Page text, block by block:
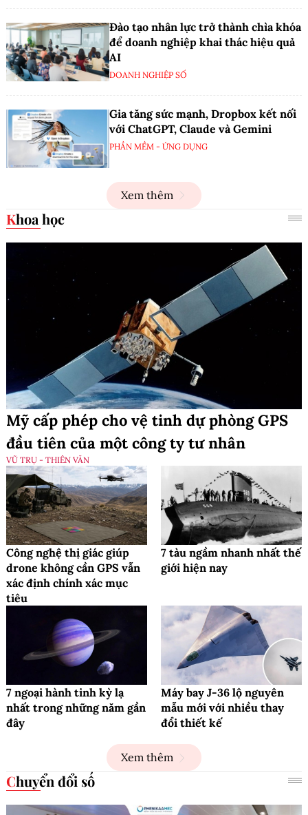
Đào tạo nhân lực trở thành chìa khóa
để doanh nghiệp khai thác hiệu quả
AI
DOANH NGHIỆP SỐ
Gia tăng sức mạnh, Dropbox kết nối
với ChatGPT, Claude và Gemini
PHẦN MỀM - ỨNG DỤNG
Xem thêm
Khoa học
Mỹ cấp phép cho vệ tinh dự phòng GPS
đầu tiên của một công ty tư nhân
VŨ TRỤ - THIÊN VĂN
Công nghệ thị giác giúp
drone không cần GPS vẫn
xác định chính xác mục
tiêu
7 tàu ngầm nhanh nhất thế
giới hiện nay
7 ngoại hành tinh kỳ lạ
nhất trong những năm gần
đây
Máy bay J-36 lộ nguyên
mẫu mới với nhiều thay
đổi thiết kế
Xem thêm
Chuyển đổi số